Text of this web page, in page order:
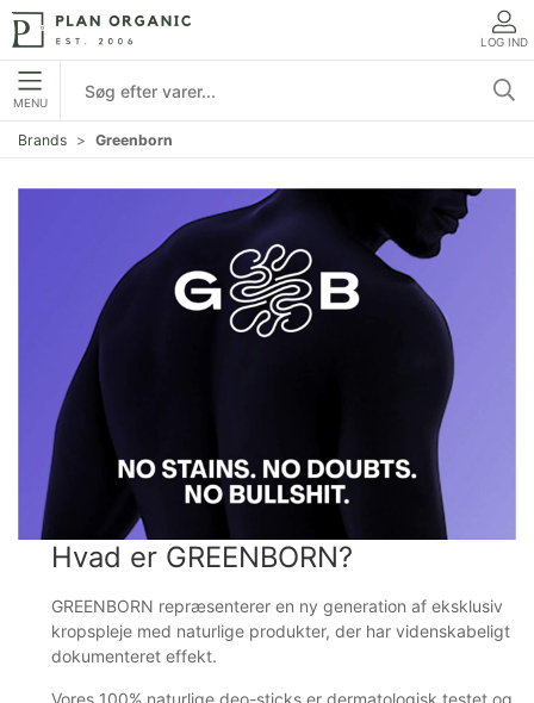
LOG IND
MENU
Brands Greenborn
Hvad er GREENBORN?
GREENBORN repræsenterer en ny generation af eksklusiv
kropspleje med naturlige produkter, der har videnskabeligt
dokumenteret effekt.
Vores 100% naturlige deo-sticks er dermatologisk testet og